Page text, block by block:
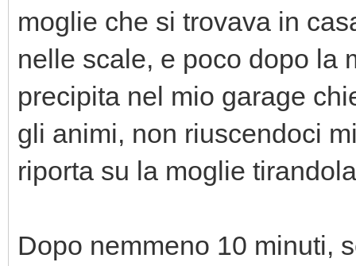
moglie che si trovava in
nelle scale, e poco dopo la
precipita nel mio garage
gli animi, non riuscendoci
riporta su la moglie
Dopo nemmeno 10 minuti,